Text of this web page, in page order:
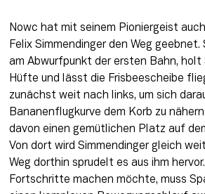
Nowc hat mit seinem Pioniergeist
Felix Simmendinger den Weg
am Abwurfpunkt der ersten Bahn, holt
Hüfte und lässt die Frisbeescheibe
zunächst weit nach links, um sich
Bananenflugkurve dem Korb zu
davon einen gemütlichen Platz auf
Von dort wird Simmendinger gleich
Weg dorthin sprudelt es aus ihm
Fortschritte machen möchte, muss